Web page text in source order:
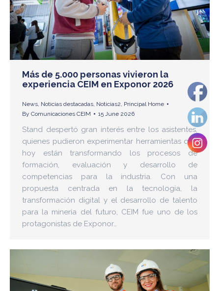
Más de 5.000 personas vivieron la
experiencia CEIM en Exponor 2026
News, Noticias destacadas, Noticias2, Principal Home
By Comunicaciones CEIM 15 June 2026
Stand despertó gran interés entre los asistentes,
quienes pudieron experimentar herramientas que
hoy están transformando los procesos de
formación, evaluación y desarrollo de
competencias para la industria. Con una
propuesta centrada en la tecnología, la
transformación digital y el desarrollo de talento
para la minería del futuro, CEIM fue uno de los
protagonistas de Exponor…